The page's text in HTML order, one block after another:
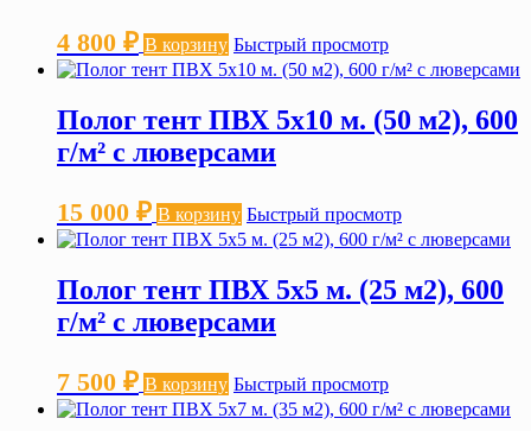
4 800 ₽ В корзину Быстрый просмотр
Полог тент ПВХ 5х10 м. (50 м2), 600
г/м² с люверсами
15 000 ₽ В корзину Быстрый просмотр
Полог тент ПВХ 5х5 м. (25 м2), 600
г/м² с люверсами
7 500 ₽ В корзину Быстрый просмотр